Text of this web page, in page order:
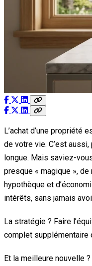
L’achat d’une propriété
de votre vie. C’est
longue. Mais saviez-
presque « magique »,
hypothèque et
intérêts, sans jamais
La stratégie ? Faire
complet supplémentaire
Et la meilleure nouvelle